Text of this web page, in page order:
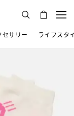
セサリー ライフスタ